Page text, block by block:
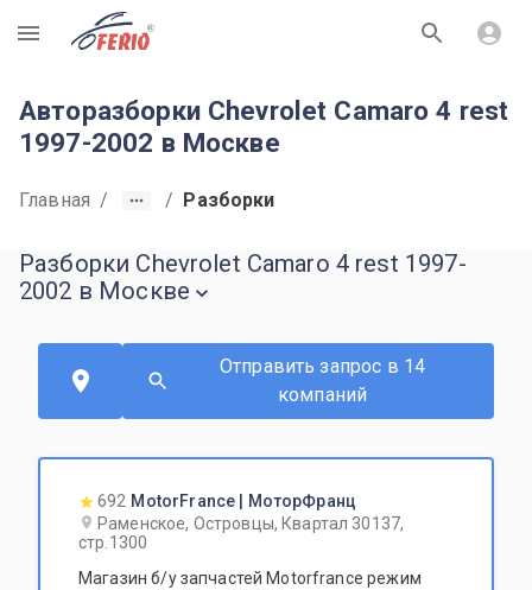
R
Авторазборки Chevrolet Camaro 4 rest
1997-2002 в Москве
Главная / / Разборки
Разборки Chevrolet Camaro 4 rest 1997-
2002 в Москве
Отправить запрос в 14
компаний
692 MotorFrance | МоторФранц
Раменское, Островцы, Квартал 30137,
стр.1300
Магазин б/у запчастей Motorfrance режим